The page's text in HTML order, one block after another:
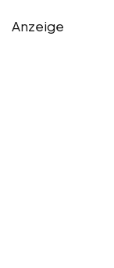
Anzeige